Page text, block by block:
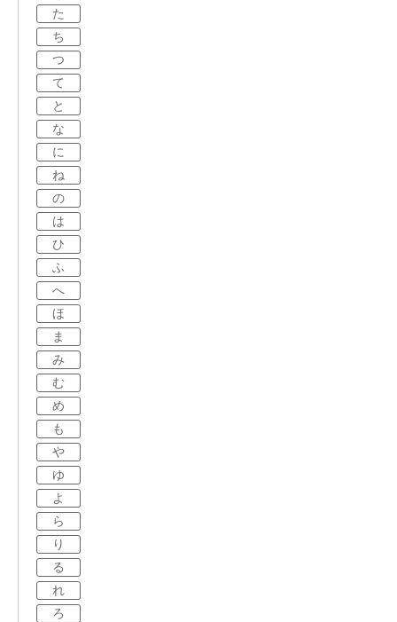
た
ち
つ
て
と
な
に
ね
の
は
ひ
ふ
へ
ほ
ま
み
む
め
も
や
ゆ
よ
ら
り
る
れ
ろ